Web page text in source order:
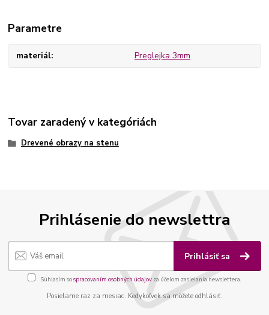
Parametre
materiál Preglejka 3mm
Tovar zaradený v kategóriách
Drevené obrazy na stenu
Prihlásenie do newslettra
Prihlásiť sa
Súhlasím sospracovaním osobných údajov za účelom zasielania newslettera.
Posielame raz za mesiac. Kedykoľvek sa môžete odhlásiť.